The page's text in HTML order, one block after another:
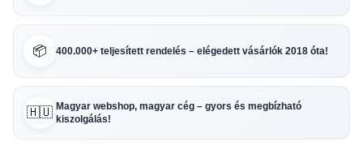
📦 400.000+ teljesített rendelés – elégedett vásárlók 2018 óta!
🇭🇺 Magyar webshop, magyar cég – gyors és megbízható
kiszolgálás!